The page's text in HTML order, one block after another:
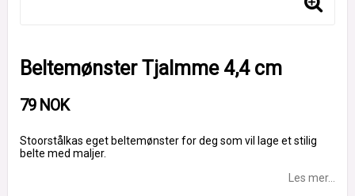
Beltemønster Tjalmme 4,4 cm
79 NOK
Stoorstålkas eget beltemønster for deg som vil lage et stilig
belte med maljer.
Les mer...